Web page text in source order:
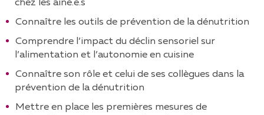
chez les aîné.e.s
Connaître les outils de prévention de la dénutrition
Comprendre l’impact du déclin sensoriel sur
l’alimentation et l’autonomie en cuisine
Connaître son rôle et celui de ses collègues dans la
prévention de la dénutrition
Mettre en place les premières mesures de